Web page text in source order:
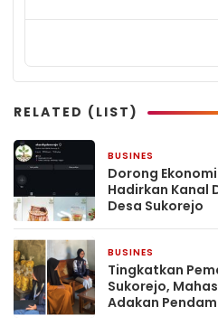
RELATED (LIST)
BUSINES
Dorong Ekonomi
Hadirkan Kanal
Desa Sukorejo
BUSINES
Tingkatkan
Sukorejo,
Adakan